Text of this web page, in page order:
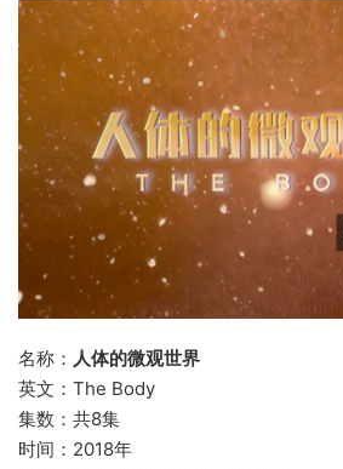
名称： 人体的微观世界
英文：The Body
集数：共8集
时间：2018年